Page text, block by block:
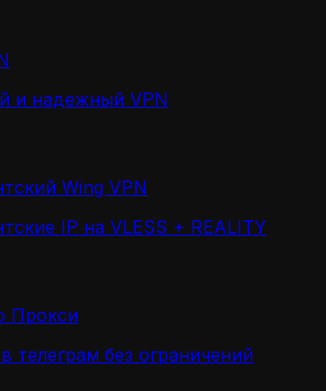
и надежный VPN
Wing VPN
IP на VLESS + REALITY
Прокси
телеграм без ограничений